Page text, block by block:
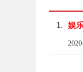
1. 娱